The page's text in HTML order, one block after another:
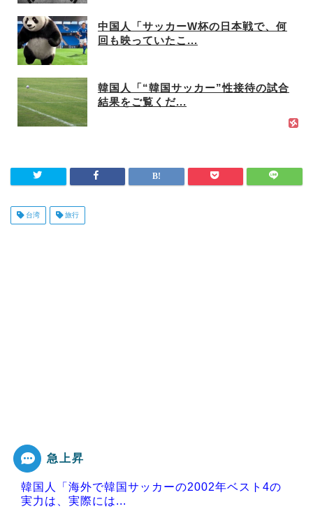
中国人「サッカーW杯の日本戦で、何
回も映っていたこ...
韓国人「“韓国サッカー”性接待の試合
結果をご覧くだ...
台湾 旅行
急上昇
韓国人「海外で韓国サッカーの2002年ベスト4の
実力は、実際には...